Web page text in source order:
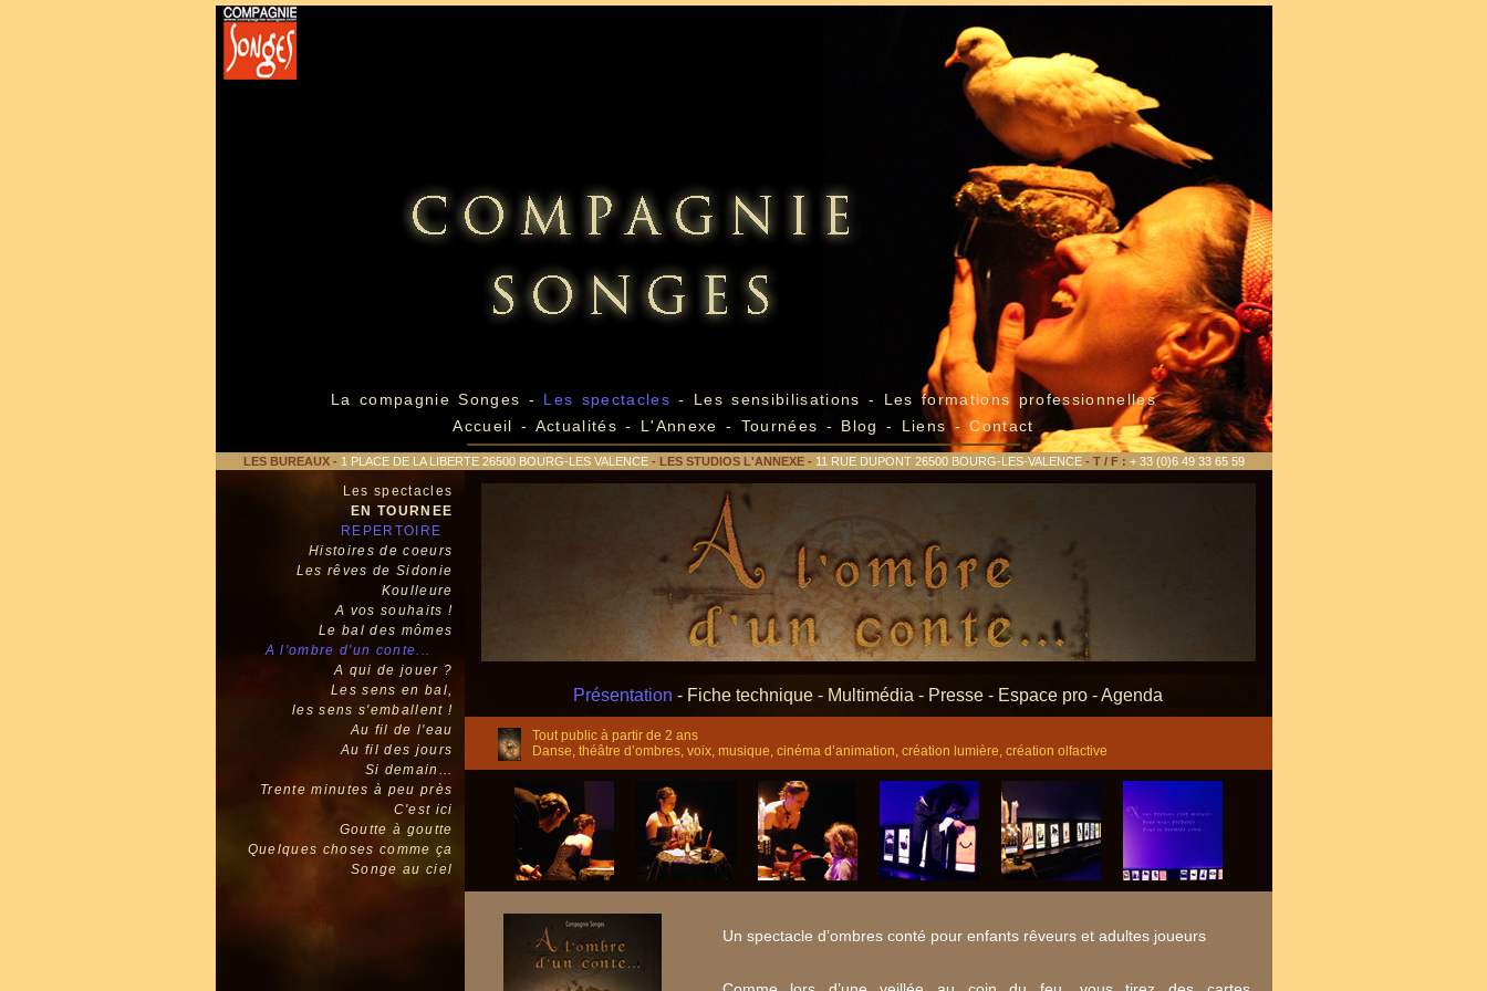
La compagnie Songes - Les spectacles- Les sensibilisations - Les formations professionnelles
Accueil - Actualités - L'Annexe - Tournées - Blog - Liens-Contact
LES BUREAUX- 1 PLACE DE LA LIBERTE 26500 BOURG-LES VALENCE- LES STUDIOS L'ANNEXE - 11 RUE DUPONT 26500 BOURG-LES-VALENCE - T / F : + 33 (0)6 49 33 65 59
Les spectacles
EN TOURNEE
REPERTOIRE
Histoires de coeurs
Les rêves de Sidonie
Koulleure
A vos souhaits !
Le bal des mômes
A l'ombre d'un conte...
A qui de jouer ?
Les sens en bal,
les sens s'emballent !
Au fil de l'eau
Au fil des jours
Si demain...
Trente minutes à peu près
C'est ici
Goutte à goutte
Quelques choses comme ça
Songe au ciel
Présentation - Fiche technique - Multimédia - Presse - Espace pro -Agenda
Tout public à partir de 2 ans
Danse, théâtre d’ombres, voix, musique, cinéma d’animation, création lumière, création olfactive
Un spectacle d’ombres conté pour enfants rêveurs et adultes joueurs